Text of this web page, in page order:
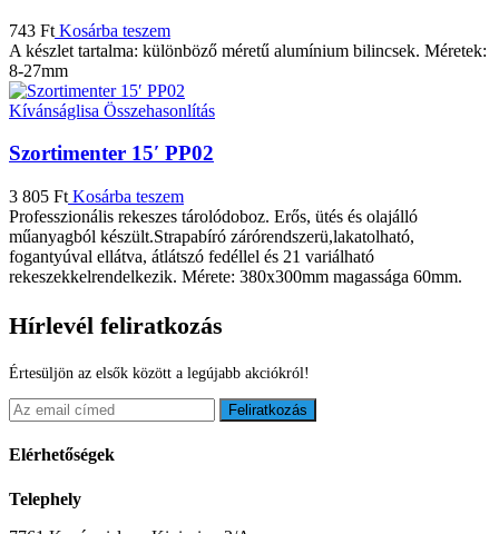
743 Ft Kosárba teszem
A készlet tartalma: különböző méretű alumínium bilincsek. Méretek:
8-27mm
Kívánságlisa Összehasonlítás
Szortimenter 15′ PP02
3 805 Ft Kosárba teszem
Professzionális rekeszes tárolódoboz. Erős, ütés és olajálló
műanyagból készült.Strapabíró zárórendszerü,lakatolható,
fogantyúval ellátva, átlátszó fedéllel és 21 variálható
rekeszekkelrendelkezik. Mérete: 380x300mm magassága 60mm.
Hírlevél feliratkozás
Értesüljön az elsők között a legújabb akciókról!
Feliratkozás
Elérhetőségek
Telephely